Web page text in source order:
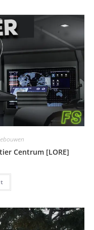
Centrum [LORE]